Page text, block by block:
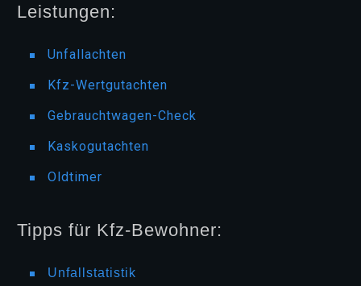
Leistungen:
Unfallachten
Kfz-Wertgutachten
Gebrauchtwagen-Check
Kaskogutachten
Oldtimer
Tipps für Kfz-Bewohner:
Unfallstatistik